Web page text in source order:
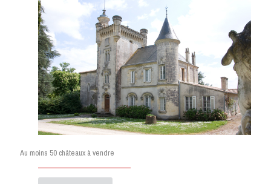
Au moins 50 châteaux à vendre